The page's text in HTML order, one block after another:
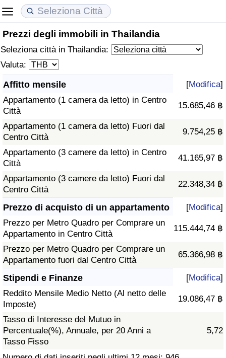
Prezzi degli immobili in Thailandia
Seleziona città in Thailandia:
Valuta:
Affitto mensile [Modifica]
Appartamento (1 camera da letto) in Centro
Città
15.685,46 ฿
Appartamento (1 camera da letto) Fuori dal
Centro Città
9.754,25 ฿
Appartamento (3 camere da letto) in Centro
Città
41.165,97 ฿
Appartamento (3 camere da letto) Fuori dal
Centro Città
22.348,34 ฿
Prezzo di acquisto di un appartamento [Modifica]
Prezzo per Metro Quadro per Comprare un
Appartamento in Centro Città
115.444,74 ฿
Prezzo per Metro Quadro per Comprare un
Appartamento fuori dal Centro Città
65.366,98 ฿
Stipendi e Finanze [Modifica]
Reddito Mensile Medio Netto (Al netto delle
Imposte)
19.086,47 ฿
Tasso di Interesse del Mutuo in
Percentuale(%), Annuale, per 20 Anni a
Tasso Fisso
5,72
Costo della vita
Indice Del Costo Della Vita (corrente)
Indice Del Costo Della Vita
Indice del Costo della Vita per Nazione
ad Aqaba
Prezzi degli immobili
Indice del Prezzo delle Case (Corrente)
Indice del Prezzo delle Case
Indice del Prezzo delle Case per Nazione
Qualità della Vita
Indice della Qualità della Vita
Indice della Qualità della Vita (Corrente)
Indice della qualità della vita per Paese
Criminalità
Indice del Tasso di Criminalità (Corrente)
Indice della Criminalità
Indice di criminalità per paese
Assistenza Sanitaria
Indice dell’Assistenza Sanitaria
Indice dell’Assistenza Sanitaria per
Nazione